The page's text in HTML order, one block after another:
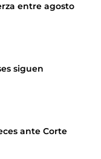
entre agosto
siguen
ante Corte